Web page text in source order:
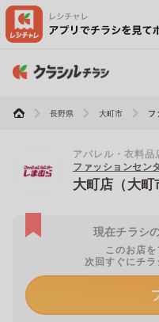
長野県 大町市 フ
アパレル・衣料品
ファッションセン
大町店（大町
現在チラシ
このお店
次回すぐにチラ